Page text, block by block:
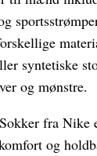
syntetiske
og mønstre.
fra Nike
og